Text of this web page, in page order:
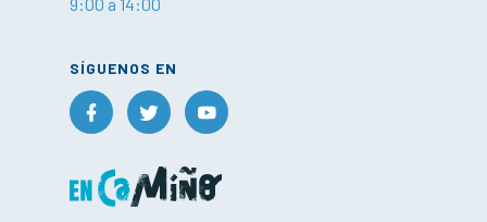
SÍGUENOS EN